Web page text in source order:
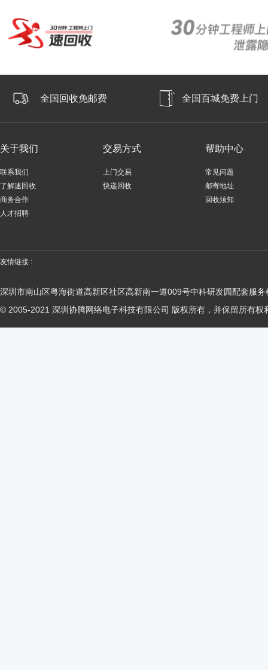
全国回收免邮费 全国百城免费上门
关于我们
联系我们
了解速回收
商务合作
人才招聘
交易方式
上门交易
快递回收
帮助中心
常见问题
邮寄地址
回收须知
友情链接 :
深圳市南山区粤海街道高新区社区高新南一道009号中科研发园配套服务
© 2005-2021 深圳协腾网络电子科技有限公司 版权所有，并保留所有权